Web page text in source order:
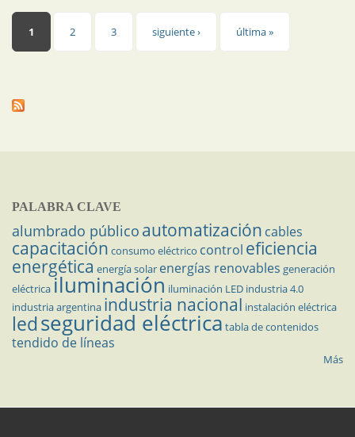
Páginas
1 2 3 siguiente › última »
PALABRA CLAVE
alumbrado público automatización cables
capacitación consumo eléctrico control eficiencia
energética energía solar energías renovables generación
eléctricailuminación iluminación LED industria 4.0
industria argentina industria nacional instalación eléctrica
ledseguridad eléctrica tabla de contenidos
tendido de líneas
Más